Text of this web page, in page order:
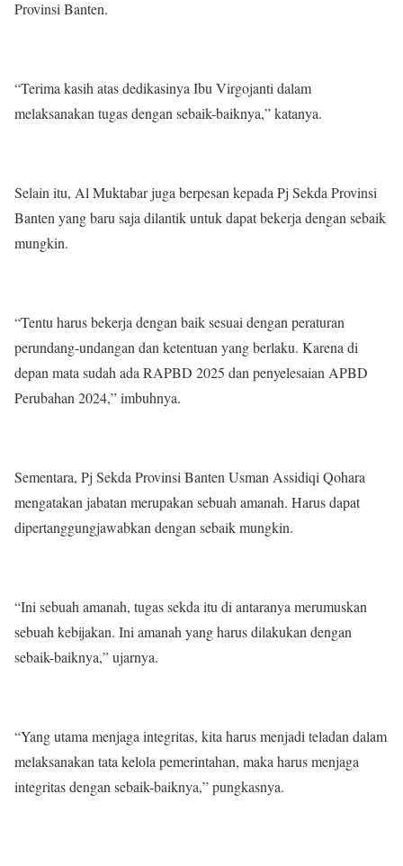
Provinsi Banten.
“Terima kasih atas dedikasinya Ibu Virgojanti dalam
melaksanakan tugas dengan sebaik-baiknya,” katanya.
Selain itu, Al Muktabar juga berpesan kepada Pj Sekda Provinsi
Banten yang baru saja dilantik untuk dapat bekerja dengan sebaik
mungkin.
“Tentu harus bekerja dengan baik sesuai dengan peraturan
perundang-undangan dan ketentuan yang berlaku. Karena di
depan mata sudah ada RAPBD 2025 dan penyelesaian APBD
Perubahan 2024,” imbuhnya.
Sementara, Pj Sekda Provinsi Banten Usman Assidiqi Qohara
mengatakan jabatan merupakan sebuah amanah. Harus dapat
dipertanggungjawabkan dengan sebaik mungkin.
“Ini sebuah amanah, tugas sekda itu di antaranya merumuskan
sebuah kebijakan. Ini amanah yang harus dilakukan dengan
sebaik-baiknya,” ujarnya.
“Yang utama menjaga integritas, kita harus menjadi teladan dalam
melaksanakan tata kelola pemerintahan, maka harus menjaga
integritas dengan sebaik-baiknya,” pungkasnya.